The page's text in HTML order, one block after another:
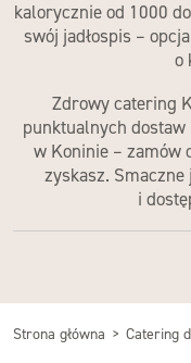
kalorycznie od 1000
swój jadłospis –
o
Zdrowy catering
punktualnych
w Koninie– zamów
zyskasz. Smaczne
i
Strona główna Catering